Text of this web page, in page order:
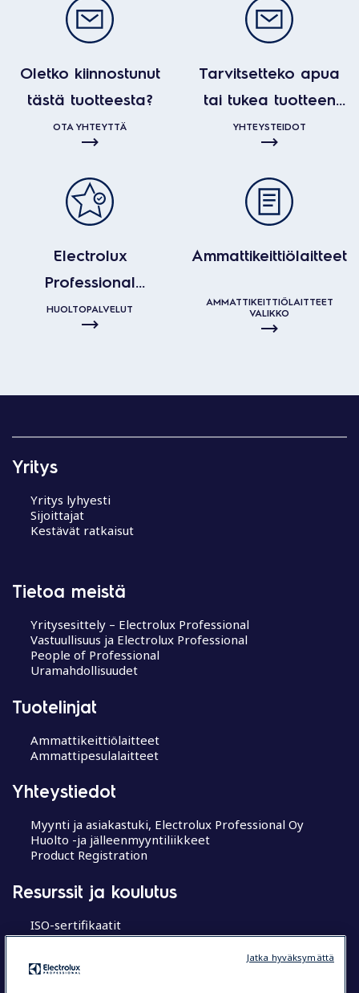
Oletko kiinnostunut
tästä tuotteesta?
OTA YHTEYTTÄ
Tarvitsetteko apua
tai tukea tuotteen
kanssa?
YHTEYSTEIDOT
Electrolux
Professional
huoltopalvelut
HUOLTOPALVELUT
Ammattikeittiölaitteet
AMMATTIKEITTIÖLAITTEET
VALIKKO
Yritys
Yritys lyhyesti
Sijoittajat
Kestävät ratkaisut
Tietoa meistä
Yritysesittely – Electrolux Professional
Vastuullisuus ja Electrolux Professional
People of Professional
Uramahdollisuudet
Tuotelinjat
Ammattikeittiölaitteet
Ammattipesulalaitteet
Yhteystiedot
Myynti ja asiakastuki, Electrolux Professional Oy
Huolto -ja jälleenmyyntiliikkeet
Product Registration
Resurssit ja koulutus
ISO-sertifikaatit
MyProfessional
Chef’s Hub
Jatka hyväksymättä